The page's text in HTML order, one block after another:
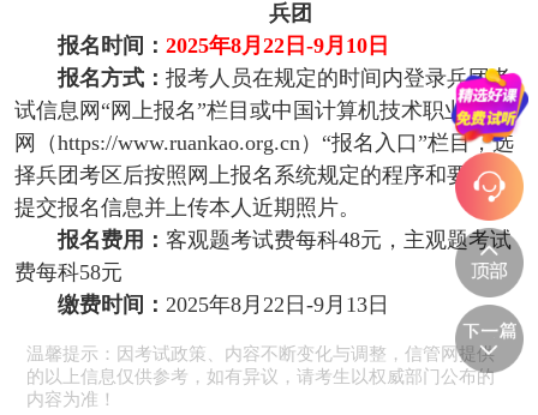
兵团
报名时间： 2025年8月22日-9月10日
报名方式： 报考人员在规定的时间内登录兵团考
试信息网“网上报名”栏目或中国计算机技术职业资格
网（https://www.ruankao.org.cn）“报名入口”栏目，选
择兵团考区后按照网上报名系统规定的程序和要求，
提交报名信息并上传本人近期照片。
报名费用： 客观题考试费每科48元，主观题考试
费每科58元
缴费时间： 2025年8月22日-9月13日
温馨提示：因考试政策、内容不断变化与调整，信管网提供
的以上信息仅供参考，如有异议，请考生以权威部门公布的
内容为准！